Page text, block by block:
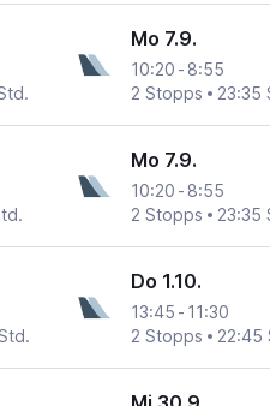
Mo 7.9.
10:20 - 8:55
2 Stopps
23:35
Mo 7.9.
10:20 - 8:55
2 Stopps
23:35
Do 1.10.
13:45 - 11:30
2 Stopps
22:45